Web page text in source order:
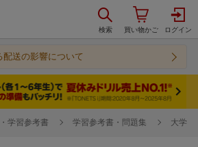
配送の影響について
学習参考書 学習参考書・問題集 大学受